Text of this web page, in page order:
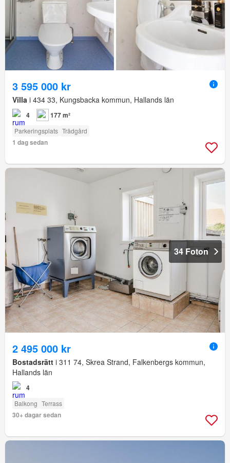
3 595 000 kr
Villa i 434 33, Kungsbacka kommun, Hallands län
4 177 m²
Parkeringsplats Trädgård
1 dag sedan
34 Foton
2 495 000 kr
Bostadsrätt i 311 74, Skrea Strand, Falkenbergs kommun,
Hallands län
4
Balkong Terrass
30+ dagar sedan